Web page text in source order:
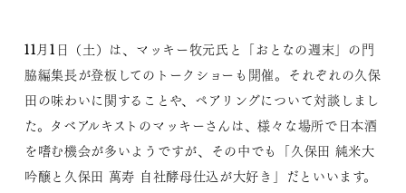
11月1日（土）は、マッキー牧元氏と「おとなの週末」の門
脇編集長が登板してのトークショーも開催。それぞれの久保
田の味わいに関することや、ペアリングについて対談しまし
た。タベアルキストのマッキーさんは、様々な場所で日本酒
を嗜む機会が多いようですが、その中でも「久保田 純米大
吟醸と久保田 萬寿 自社酵母仕込が大好き」だといいます。